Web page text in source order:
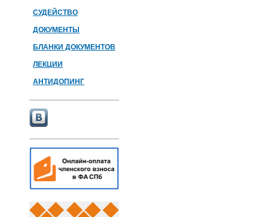
СУДЕЙСТВО
ДОКУМЕНТЫ
БЛАНКИ ДОКУМЕНТОВ
ЛЕКЦИИ
АНТИДОПИНГ